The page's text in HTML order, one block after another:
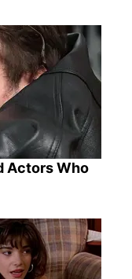
Actors Who